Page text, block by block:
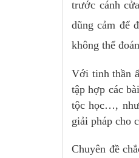
trước cánh
dũng cảm để
không thể
Với tinh thần
tập hợp các
tộc học…,
giải pháp cho
Chuyên đề